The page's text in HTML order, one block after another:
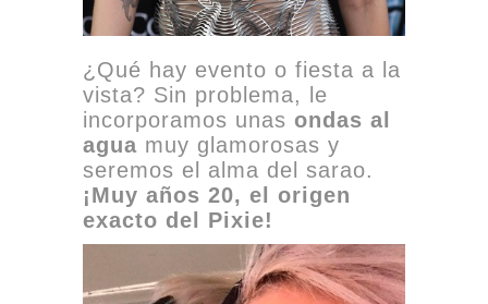
¿Qué hay evento o fiesta a la
vista? Sin problema, le
incorporamos unas ondas al
agua muy glamorosas y
seremos el alma del sarao.
¡Muy años 20, el origen
exacto del Pixie!